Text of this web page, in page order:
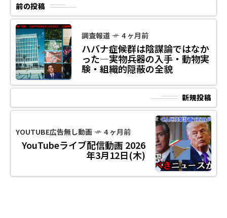
前の投稿
調査報道 4 ヶ月前
ハバナ症候群は陰謀論ではなか
った―実物兵器の入手・動物実
験・組織的隠蔽の全貌
新規投稿
YOUTUBE広告無し動画 4 ヶ月前
YouTubeライブ配信動画 2026
年3月12日(木)